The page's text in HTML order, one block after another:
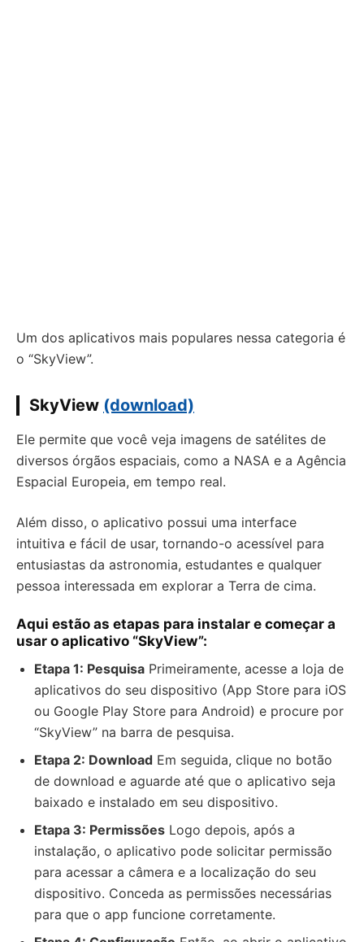
Um dos aplicativos mais populares nessa categoria é
o “SkyView”.
SkyView (download)
Ele permite que você veja imagens de satélites de
diversos órgãos espaciais, como a NASA e a Agência
Espacial Europeia, em tempo real.
Além disso, o aplicativo possui uma interface
intuitiva e fácil de usar, tornando-o acessível para
entusiastas da astronomia, estudantes e qualquer
pessoa interessada em explorar a Terra de cima.
Aqui estão as etapas para instalar e começar a
usar o aplicativo “SkyView”:
Etapa 1: Pesquisa Primeiramente, acesse a loja de
aplicativos do seu dispositivo (App Store para iOS
ou Google Play Store para Android) e procure por
“SkyView” na barra de pesquisa.
Etapa 2: Download Em seguida, clique no botão
de download e aguarde até que o aplicativo seja
baixado e instalado em seu dispositivo.
Etapa 3: Permissões Logo depois, após a
instalação, o aplicativo pode solicitar permissão
para acessar a câmera e a localização do seu
dispositivo. Conceda as permissões necessárias
para que o app funcione corretamente.